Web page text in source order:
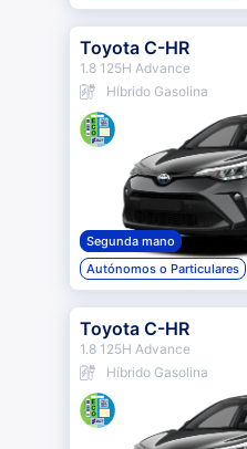
Toyota C-HR
1.8 125H Advance
Híbrido Gasolina
Segunda mano
Autónomos o Particulares
Toyota C-HR
1.8 125H Advance
Híbrido Gasolina